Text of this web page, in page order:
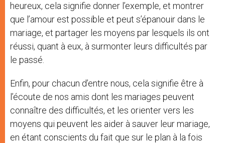
heureux, cela signifie donner l’exemple, et montrer
que l’amour est possible et peut s’épanouir dans le
mariage, et partager les moyens par lesquels ils ont
réussi, quant à eux, à surmonter leurs difficultés par
le passé.
Enfin, pour chacun d’entre nous, cela signifie être à
l’écoute de nos amis dont les mariages peuvent
connaître des difficultés, et les orienter vers les
moyens qui peuvent les aider à sauver leur mariage,
en étant conscients du fait que sur le plan à la fois